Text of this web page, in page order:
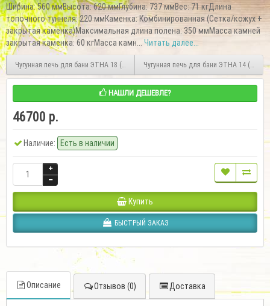
Ширина: 560 ммВысота: 620 ммГлубина: 737 ммВес: 71 кгДлина
топочного туннеля: 220 ммКаменка: Комбинированная (Сетка/кожух +
закрытая каменка)Максимальная длина полена: 350 ммМасса камней
закрытая каменка: 60 кгМасса камн... Читать далее...
Чугунная печь для бани ЭТНА 18 (ДТ-4С) Закрытая каменкаЧугунная печь для бани ЭТНА 14 (ДТ-
НАШЛИ ДЕШЕВЛЕ?
46700 р.
Наличие: Есть в наличии
Купить
БЫСТРЫЙ ЗАКАЗ
Описание Отзывов (0) Доставка